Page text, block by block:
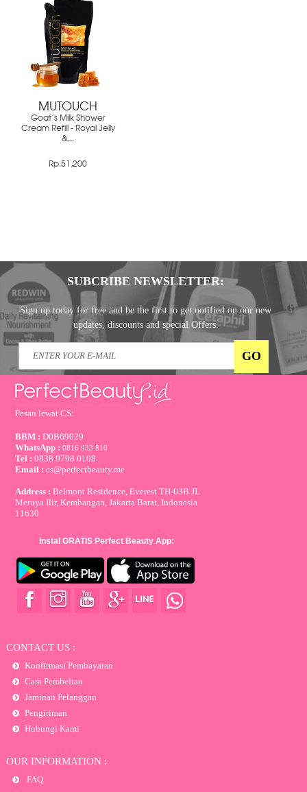
MUTOUCH
Goat's Milk Shower
Cream Refill - Royal Jelly
&...
Rp.51,200
SUBCRIBE NEWSLETTER:
Sign up today for free and be the first to get notified on our new
updates, discounts and special Offers.
Pesan lewat CS:
BBM : D0B69029
WhatsApp :0816 933 810
Tel :0838 9798 0108
Email :cs@perfectbeauty.me
Address : Belmont Residence, Everest TH-03B JL
Meruya Ilir, Kembangan, Jakarta Barat, Indonesia
11630
Instal GRATIS Perfect Beauty App:
CONTACT US :
Konfirmasi Pembayaran
Cara Pembelian
Jaminan Pelanggan
Pengiriman
Hubungi Kami
OUR INFORMATION :
FAQ